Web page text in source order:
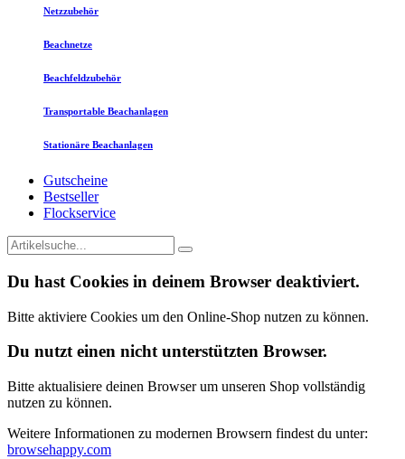
Netzzubehör
Beachnetze
Beachfeldzubehör
Transportable Beachanlagen
Stationäre Beachanlagen
Gutscheine
Bestseller
Flockservice
Du hast Cookies in deinem Browser deaktiviert.
Bitte aktiviere Cookies um den Online-Shop nutzen zu können.
Du nutzt einen nicht unterstützten Browser.
Bitte aktualisiere deinen Browser um unseren Shop vollständig
nutzen zu können.
Weitere Informationen zu modernen Browsern findest du unter:
browsehappy.com